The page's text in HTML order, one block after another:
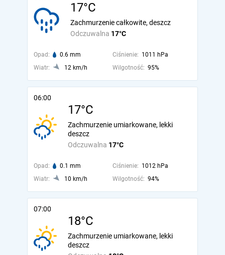
17°C
Odczuwalna 17°C
Zachmurzenie całkowite, deszcz
Opad: 0.6 mm Ciśnienie: 1011 hPa
Wiatr:
12 km/h Wilgotność: 95%
06:00
17°C
Odczuwalna 17°C
Zachmurzenie umiarkowane, lekki
deszcz
Opad: 0.1 mm Ciśnienie: 1012 hPa
Wiatr:
10 km/h Wilgotność: 94%
07:00
18°C
Zachmurzenie umiarkowane, lekki
deszcz